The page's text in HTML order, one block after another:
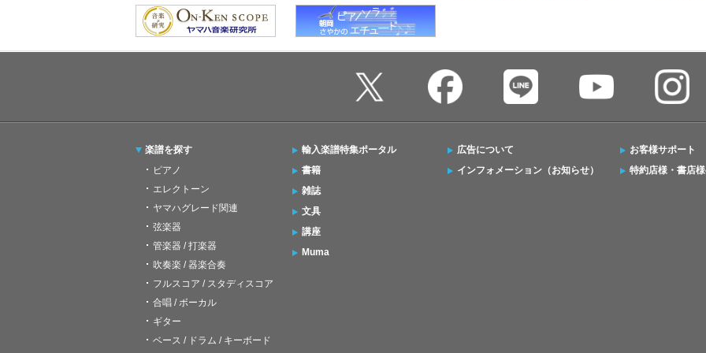
楽譜を探す
ピアノ
エレクトーン
ヤマハグレード関連
弦楽器
管楽器 / 打楽器
吹奏楽 / 器楽合奏
フルスコア / スタディスコア
合唱 / ボーカル
ギター
ベース / ドラム / キーボード
輸入楽譜特集ポータル
書籍
雑誌
文具
講座
Muma
広告について
インフォメーション（お知らせ）
お客様サポート
特約店様・書店